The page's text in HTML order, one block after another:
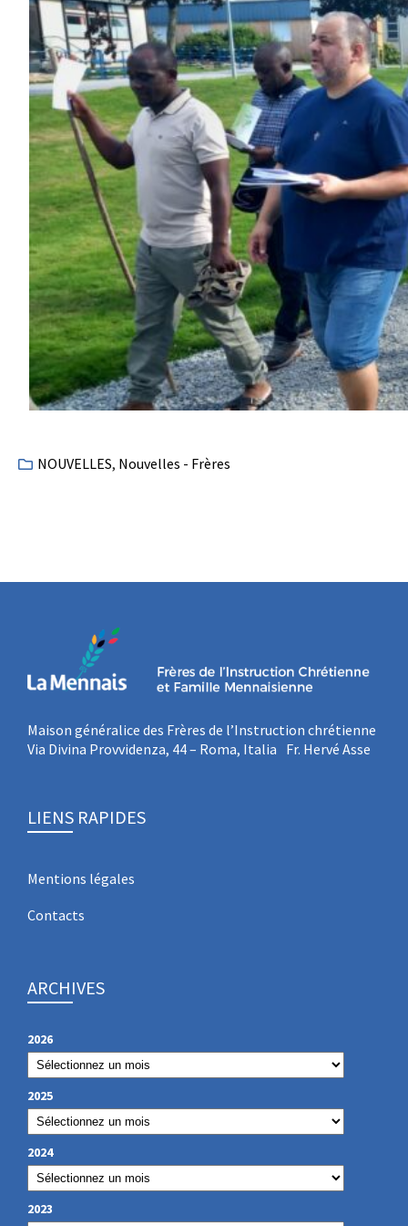
NOUVELLES, Nouvelles - Frères
Maison généralice des Frères de l’Instruction chrétienne
Via Divina Provvidenza, 44 – Roma, Italia Fr. Hervé Asse
LIENS RAPIDES
Mentions légales
Contacts
ARCHIVES
2026
2025
2024
2023